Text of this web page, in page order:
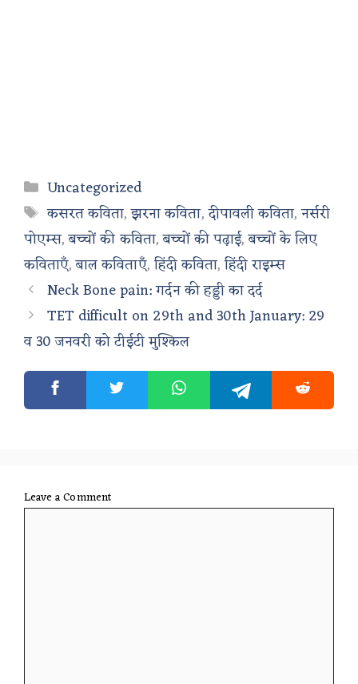
Categories
Uncategorized
Tags
कसरत कविता,झरना कविता,दीपावली कविता,नर्सरी
पोएम्स,बच्चों की कविता,बच्चों की पढ़ाई,बच्चों के लिए
कविताएँ,बाल कविताएँ,हिंदी कविता,हिंदी राइम्स
Neck Bone pain: गर्दन की हड्डी का दर्द
TET difficult on 29th and 30th January: 29
व 30 जनवरी को टीईटी मुश्किल
Leave a Comment